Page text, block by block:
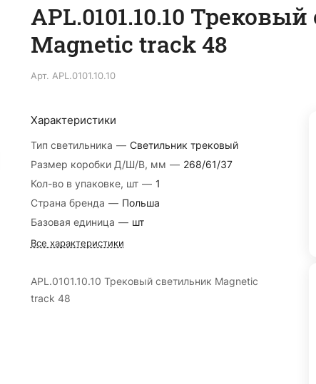
APL.0101.10.10
Magnetic track 48
Арт. APL.0101.10.10
Характеристики
Тип светильника — Светильник трековый
Размер коробки Д/Ш/В, мм — 268/61/37
Кол-во в упаковке, шт — 1
Страна бренда — Польша
Базовая единица — шт
Все характеристики
APL.0101.10.10 Трековый светильник Magnetic
track 48